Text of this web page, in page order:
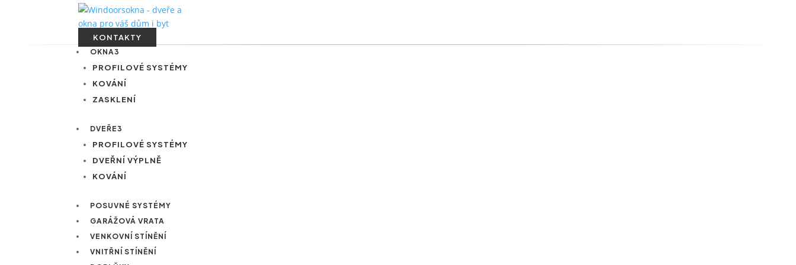
KONTAKTY
OKNA3
PROFILOVÉ SYSTÉMY
KOVÁNÍ
ZASKLENÍ
DVEŘE3
PROFILOVÉ SYSTÉMY
DVEŘNÍ VÝPLNĚ
KOVÁNÍ
POSUVNÉ SYSTÉMY
GARÁŽOVÁ VRATA
VENKOVNÍ STÍNĚNÍ
VNITŘNÍ STÍNĚNÍ